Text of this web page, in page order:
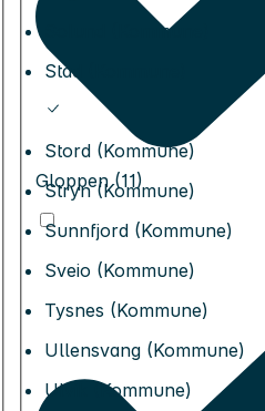
Solund (Kommune)
Stad (Kommune)
Stord (Kommune)
Stryn (Kommune)
Sunnfjord (Kommune)
Sveio (Kommune)
Tysnes (Kommune)
Ullensvang (Kommune)
Ulvik (Kommune)
Gloppen (11)